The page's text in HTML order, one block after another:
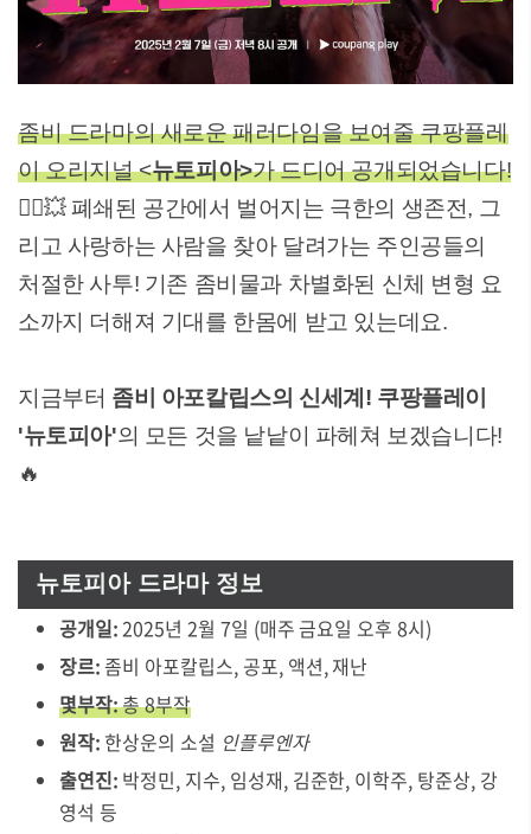
좀비 드라마의 새로운 패러다임을 보여줄 쿠팡플레
이 오리지널 <뉴토피아>가 드디어 공개되었습니다!
🧟‍♂️💥 폐쇄된 공간에서 벌어지는 극한의 생존전, 그
리고 사랑하는 사람을 찾아 달려가는 주인공들의
처절한 사투! 기존 좀비물과 차별화된 신체 변형 요
소까지 더해져 기대를 한몸에 받고 있는데요.
지금부터 좀비 아포칼립스의 신세계! 쿠팡플레이
'뉴토피아'의 모든 것을 낱낱이 파헤쳐 보겠습니다!
🔥
뉴토피아 드라마 정보
공개일:2025년 2월 7일 (매주 금요일 오후 8시)
장르:좀비 아포칼립스, 공포, 액션, 재난
몇부작:총 8부작
원작:한상운의 소설 인플루엔자
출연진:박정민, 지수, 임성재, 김준한, 이학주, 탕준상, 강
영석 등